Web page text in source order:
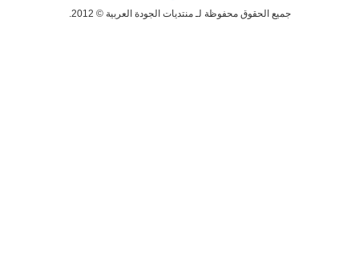
جميع الحقوق محفوظة لـ منتديات الجودة العربية © 2012.